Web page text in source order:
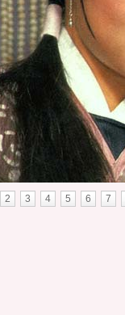
2 3 4 5 6 7